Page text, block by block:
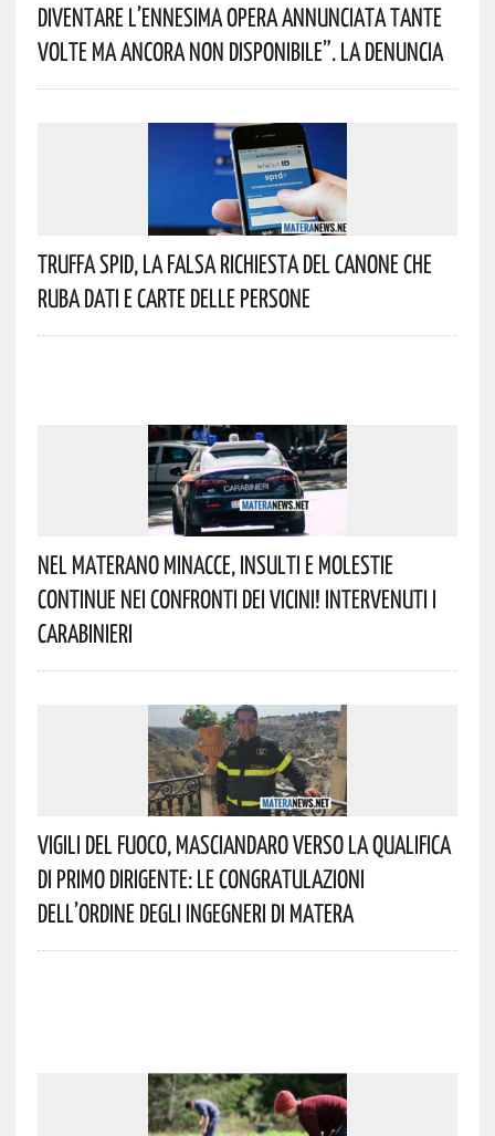
Diventare L’ennesima Opera Annunciata Tante
Volte Ma Ancora Non Disponibile”. La Denuncia
Truffa Spid, La Falsa Richiesta Del Canone Che
Ruba Dati E Carte Delle Persone
Nel Materano Minacce, Insulti E Molestie
Continue Nei Confronti Dei Vicini! Intervenuti I
Carabinieri
Vigili Del Fuoco, Masciandaro Verso La Qualifica
Di Primo Dirigente: Le Congratulazioni
Dell’Ordine Degli Ingegneri Di Matera